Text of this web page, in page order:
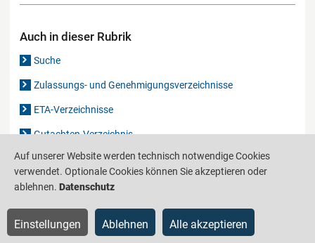
Auch in dieser Rubrik
Suche
Zulassungs- und Genehmigungsverzeichnisse
ETA-Verzeichnisse
Gutachten-Verzeichnis
Produktinformationsstelle für das Bauwesen IS-ARGEBAU
Barrierefreiheit Datenschutz Impressum Sitemap
Auf unserer Website werden technisch notwendige Cookies
verwendet. Optionale Cookies können Sie akzeptieren oder
ablehnen. Datenschutz
Einstellungen Ablehnen Alle akzeptieren